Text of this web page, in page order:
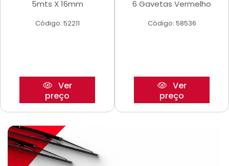
5mts X 16mm
Código: 52211
Ver
preço
6 Gavetas Vermelho
Código: 58536
Ver
preço